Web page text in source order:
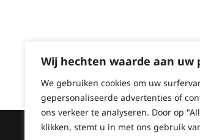
Wij hechten waarde aan uw
We gebruiken cookies om uw
gepersonaliseerde advertenties of
ons verkeer te analyseren. Door op
klikken, stemt u in met ons gebruik
Copyright © 2026